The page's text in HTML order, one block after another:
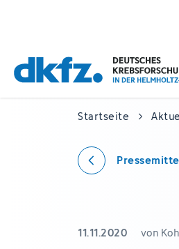
Startseite
11.11.2020 von Koh